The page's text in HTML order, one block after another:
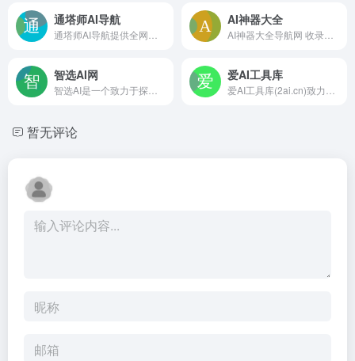
通塔师AI导航 AI神器大全
智选AI网 爱AI工具库
暂无评论